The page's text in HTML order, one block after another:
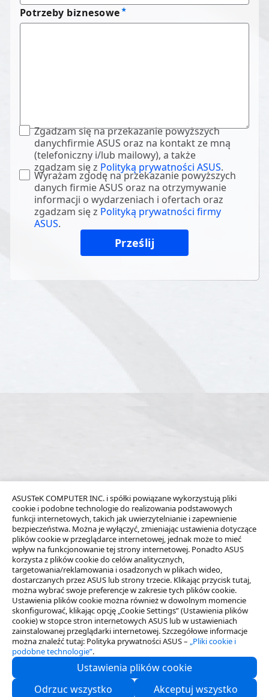
ASUSTeK COMPUTER INC. i spółki powiązane wykorzystują pliki
cookie i podobne technologie do realizowania podstawowych
funkcji internetowych, takich jak uwierzytelnianie i zapewnienie
bezpieczeństwa. Można je wyłączyć, zmieniając ustawienia dotyczące
plików cookie w przeglądarce internetowej, jednak może to mieć
wpływ na funkcjonowanie tej strony internetowej. Ponadto ASUS
korzysta z plików cookie do celów analitycznych,
targetowania/reklamowania i osadzonych w plikach wideo,
dostarczanych przez ASUS lub strony trzecie. Klikając przycisk tutaj,
można wybrać swoje preferencje w zakresie tych plików cookie.
Ustawienia plików cookie można również w dowolnym momencie
skonfigurować, klikając opcję „Cookie Settings” (Ustawienia plików
cookie) w stopce stron internetowych ASUS lub w ustawieniach
zainstalowanej przeglądarki internetowej. Szczegółowe informacje
można znaleźć tutaj: Polityka prywatności ASUS – „Pliki cookie i
podobne technologie”.
Ustawienia plików cookie
Odrzuc wszystko
Akceptuj wszystko
Potrzeby biznesowe
Zgadzam się na przekazanie powyższych
danychfirmie ASUS oraz na kontakt ze mną
(telefoniczny i/lub mailowy), a także
zgadzam się z Polityką prywatności ASUS.
Wyrażam zgodę na przekazanie powyższych
danych firmie ASUS oraz na otrzymywanie
informacji o wydarzeniach i ofertach oraz
zgadzam się z Polityką prywatności firmy
ASUS.
O nas